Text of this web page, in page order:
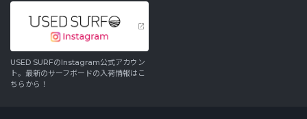
USED SURFのInstagram公式アカウン
ト。最新のサーフボードの入荷情報はこ
ちらから！